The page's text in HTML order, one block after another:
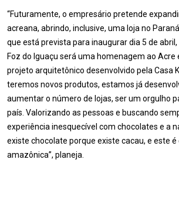
“Futuramente, o empresário pretende
acreana, abrindo, inclusive, uma loja no
que está prevista para inaugurar dia 5 de
Foz do Iguaçu será uma homenagem ao Acre
projeto arquitetônico desenvolvido pela Casa
teremos novos produtos, estamos já
aumentar o número de lojas, ser um orgulho
país. Valorizando as pessoas e buscando
experiência inesquecível com chocolates e a
existe chocolate porque existe cacau, e este é
amazônica”, planeja.